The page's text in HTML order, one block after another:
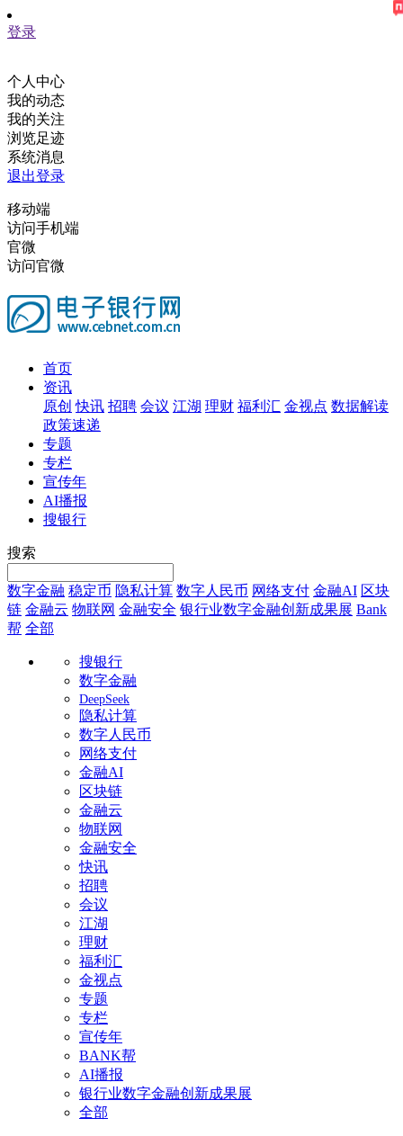
登录
个人中心
我的动态
我的关注
浏览足迹
系统消息
退出登录
移动端
访问手机端
官微
访问官微
首页
资讯
原创 快讯 招聘 会议 江湖 理财 福利汇 金视点 数据解读
政策速递
专题
专栏
宣传年
AI播报
搜银行
搜索
数字金融 稳定币 隐私计算 数字人民币 网络支付 金融AI 区块
链 金融云 物联网 金融安全 银行业数字金融创新成果展 Bank
帮 全部
搜银行
数字金融
DeepSeek
隐私计算
数字人民币
网络支付
金融AI
区块链
金融云
物联网
金融安全
快讯
招聘
会议
江湖
理财
福利汇
金视点
专题
专栏
宣传年
BANK帮
AI播报
银行业数字金融创新成果展
全部